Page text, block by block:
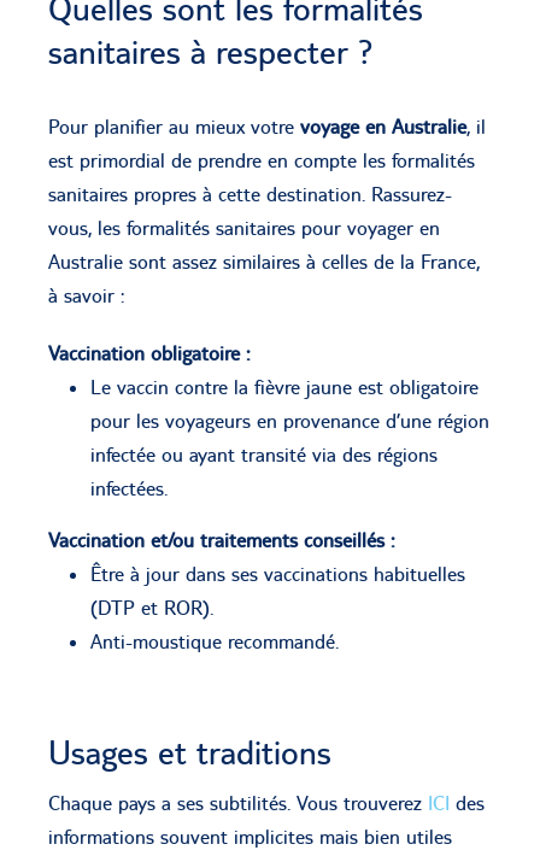
Quelles sont les formalités
sanitaires à respecter ?
Pour planifier au mieux votre voyage en Australie, il
est primordial de prendre en compte les formalités
sanitaires propres à cette destination. Rassurez-
vous, les formalités sanitaires pour voyager en
Australie sont assez similaires à celles de la France,
à savoir :
Vaccination obligatoire :
Le vaccin contre la fièvre jaune est obligatoire
pour les voyageurs en provenance d’une région
infectée ou ayant transité via des régions
infectées.
Vaccination et/ou traitements conseillés :
Être à jour dans ses vaccinations habituelles
(DTP et ROR).
Anti-moustique recommandé.
Usages et traditions
Chaque pays a ses subtilités. Vous trouverez ICI des
informations souvent implicites mais bien utiles